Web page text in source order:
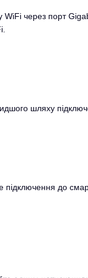
WiFi через порт
шляху
до